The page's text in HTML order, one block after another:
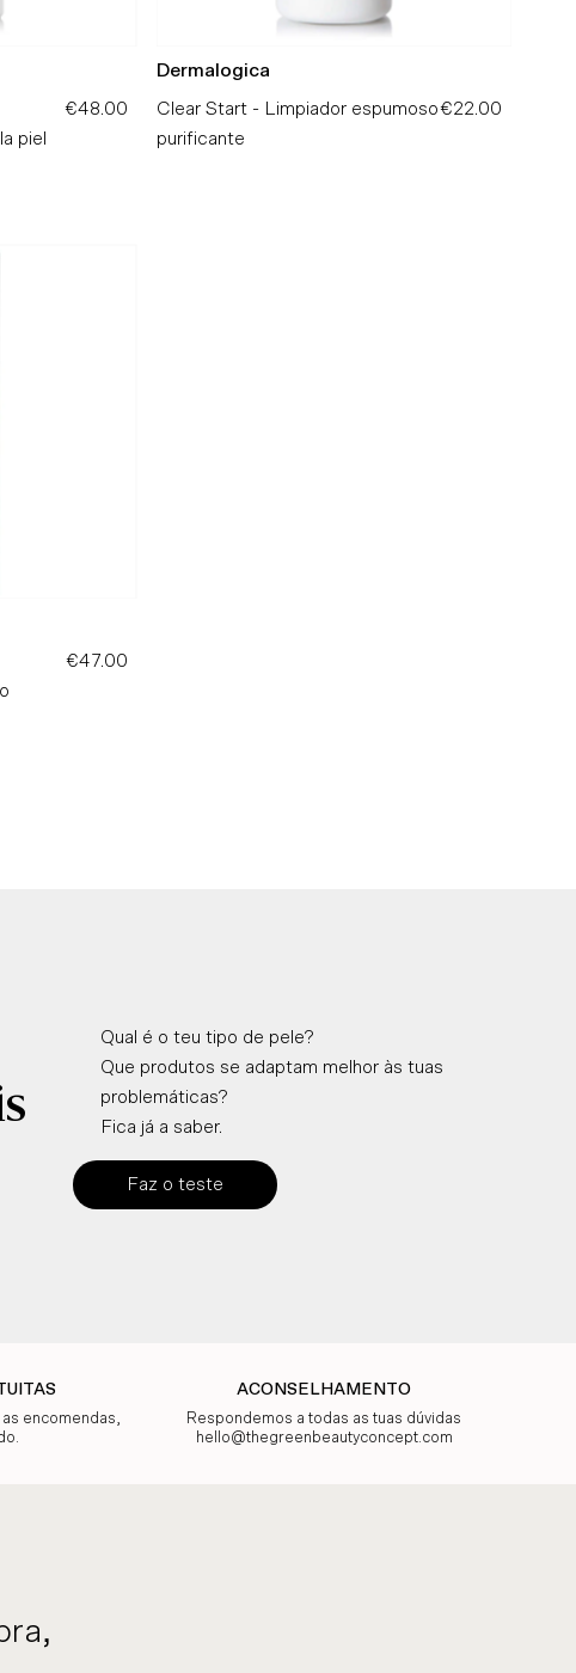
piel
Precio
normal
€48.00
Dermalogica
Clear Start - Limpiador espumoso
purificante
Precio
€22.00
Precio
€47.00
Qual é o teu tipo de pele?
Que produtos se adaptam melhor às tuas
problemáticas?
Fica já a saber.
Faz o teste
encomendas,
ACONSELHAMENTO
Respondemos a todas as tuas dúvidas
hello@thegreenbeautyconcept.com